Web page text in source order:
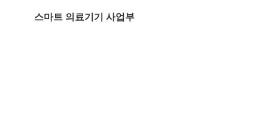
스마트 의료기기 사업부